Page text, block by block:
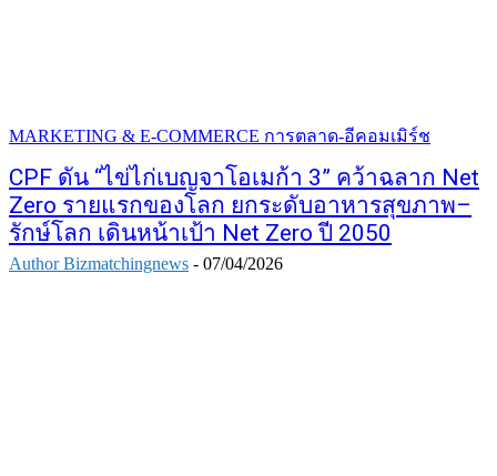
MARKETING & E-COMMERCE การตลาด-อีคอมเมิร์ช
CPF ดัน “ไข่ไก่เบญจาโอเมก้า 3” คว้าฉลาก Net
Zero รายแรกของโลก ยกระดับอาหารสุขภาพ–
รักษ์โลก เดินหน้าเป้า Net Zero ปี 2050
Author Bizmatchingnews - 07/04/2026